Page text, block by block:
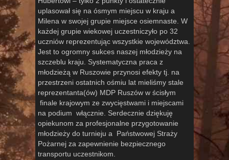
uplasował się na ósmym miejscu w kraju a
Milena w swojej grupie miejsce osiemnaste. W
każdej grupie wiekowej uczestniczyło po 32
uczniów reprezentując wszystkie województwa.
Jest to ogromny sukces naszej młodzieży na
szczeblu kraju. Systematyczna praca z
młodzieżą w Ruszowie przynosi efekty tj. na
przestrzeni ostatnich ośmiu lat mieliśmy stale
reprezentanta(ów) MDP Ruszów w ścisłym
finale krajowym ze zwycięstwami i miejscami
na podium włącznie. Serdecznie dziękuję
opiekunom za profesjonalne przygotowanie
młodzieży do turnieju a Państwowej Straży
Pożarnej za zapewnienie bezpiecznego
transportu uczestnikom.